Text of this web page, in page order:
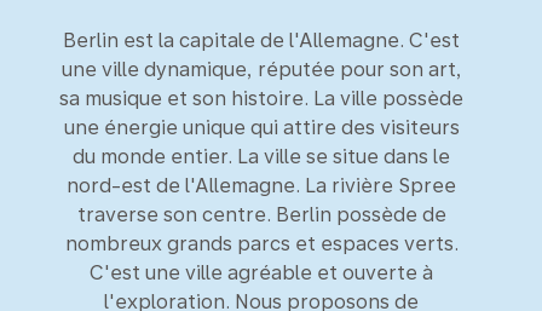
Berlin est la capitale de l'Allemagne. C'est
une ville dynamique, réputée pour son art,
sa musique et son histoire. La ville possède
une énergie unique qui attire des visiteurs
du monde entier. La ville se situe dans le
nord-est de l'Allemagne. La rivière Spree
traverse son centre. Berlin possède de
nombreux grands parcs et espaces verts.
C'est une ville agréable et ouverte à
l'exploration. Nous proposons de